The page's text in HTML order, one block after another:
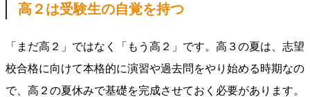
高２は受験生の自覚を持つ
「まだ高２」ではなく「もう高２」です。高３の夏は、志望
校合格に向けて本格的に演習や過去問をやり始める時期なの
で、高２の夏休みで基礎を完成させておく必要があります。